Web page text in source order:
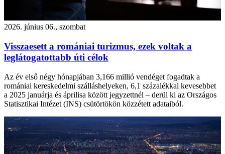
2026. június 06., szombat
Visszaesett a romániai turizmus, ezek voltak a
leglátogatottabb úti célok
Az év első négy hónapjában 3,166 millió vendéget fogadtak a
romániai kereskedelmi szálláshelyeken, 6,1 százalékkal kevesebbet
a 2025 januárja és áprilisa között jegyzettnél – derül ki az Országos
Statisztikai Intézet (INS) csütörtökön közzétett adataiból.